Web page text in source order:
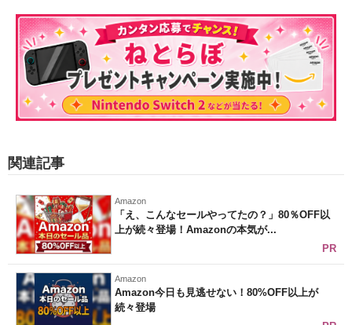
関連記事
Amazon
「え、こんなセールやってたの？」80％OFF以
上が続々登場！Amazonの本気が...
PR
Amazon
Amazon今日も見逃せない！80%OFF以上が
続々登場